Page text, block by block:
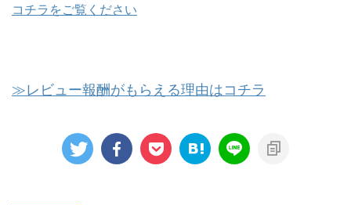
コチラをご覧ください
≫レビュー報酬がもらえる理由はコチラ